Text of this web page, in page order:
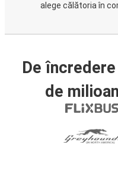
alege călătoria în
De
de